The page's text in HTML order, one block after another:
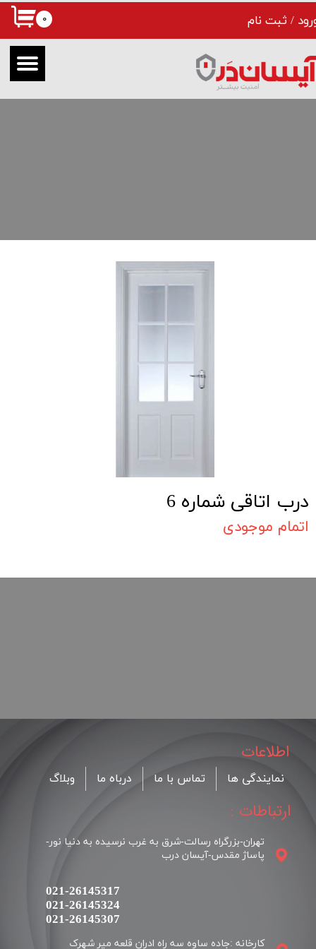
/ ثبت نام
حساب کاربری من
تغییر گذر واژه
سفارشات
۰
درب اتاقی شماره 6
اتمام موجودی
نمایندگی ها تماس با ما درباه ما وبلاگ
اطلاعات
ارتباطات :
تهران-بزرگراه رسالت-شرق به غرب نرسیده به دنیا نور-
پاساژ مقدس-آیسان درب
کارخانه :جاده ساوه سه راه ادران قلعه میر شهرک
021-26145317
021-26145324
​​​​​​​021-26145307